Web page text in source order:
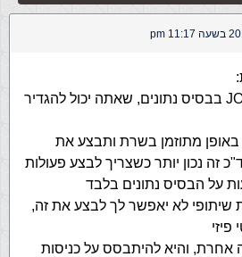
– ליצור מה שנקרא JOB בבסיס נתונים, שאתה יכול להגדיר
באופן מתוזמן בשרת ותבצע את
זה נכון יותר כשצריך לבצע פעולות
על הבסיס נתונים בלבד
שיתופי לא יאפשר לך לבצע את זה,
אחרת, והיא להיתבסס על כניסות